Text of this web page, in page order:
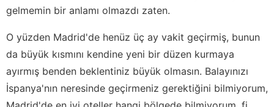
gelmemin bir anlamı olmazdı zaten.
O yüzden Madrid'de henüz üç ay vakit geçirmiş, bunun
da büyük kısmını kendine yeni bir düzen kurmaya
ayırmış benden beklentiniz büyük olmasın. Balayınızı
İspanya'nın neresinde geçirmeniz gerektiğini bilmiyorum,